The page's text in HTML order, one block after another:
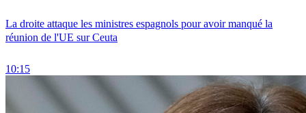
La droite attaque les ministres espagnols pour avoir manqué la
réunion de l'UE sur Ceuta
10:15